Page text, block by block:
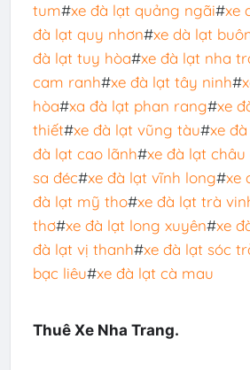
tum#xe đà lạt quảng ngãi#xe
đà lạt quy nhơn#xe dà lạt
đà lạt tuy hòa#xe đà lạt nha
cam ranh#xe đà lạt tây ninh#
hòa#xa đà lạt phan rang#xe
thiết#xe đà lạt vũng tàu#xe
đà lạt cao lãnh#xe đà lạt châu
sa đéc#xe đà lạt vĩnh long#xe
đà lạt mỹ tho#xe đà lạt trà
thơ#xe đà lạt long xuyên#xe
đà lạt vị thanh#xe đà lạt sóc
bạc liêu#xe đà lạt cà mau
Thuê Xe Nha Trang.